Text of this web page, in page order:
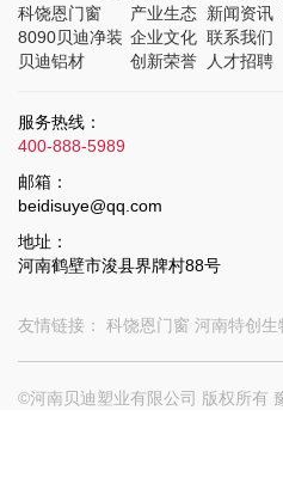
科饶恩门窗
8090贝迪净装
贝迪铝材
产业生态
企业文化
创新荣誉
新闻资讯
联系我们
人才招聘
服务热线：
400-888-5989
邮箱：
beidisuye@qq.com
地址：
河南鹤壁市浚县界牌村88号
友情链接： 科饶恩门窗 河南特创生
©河南贝迪塑业有限公司 版权所有